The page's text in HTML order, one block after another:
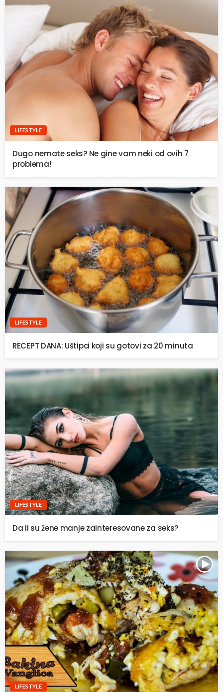
LIFESTYLE
Dugo nemate seks? Ne gine vam neki od ovih 7
problema!
LIFESTYLE
RECEPT DANA: Uštipci koji su gotovi za 20 minuta
LIFESTYLE
Da li su žene manje zainteresovane za seks?
LIFESTYLE